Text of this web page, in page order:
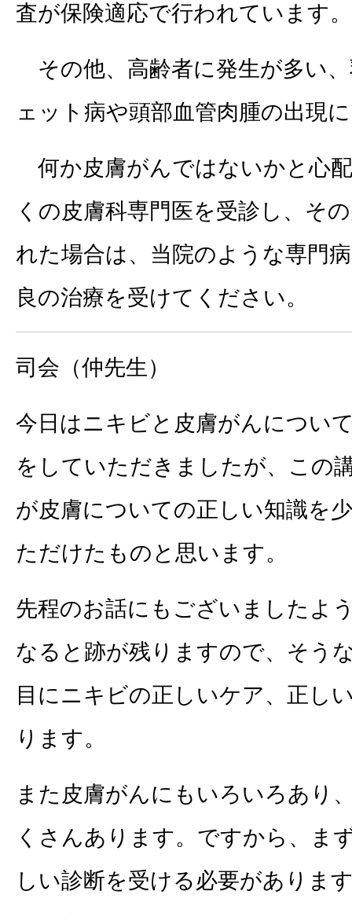
査が保険適応で行われています。
その他、高齢者に発生が多い
ェット病や頭部血管肉腫の出現
何か皮膚がんではないかと心
くの皮膚科専門医を受診し、そ
れた場合は、当院のような専門
良の治療を受けてください。
司会（仲先生）
今日はニキビと皮膚がんについ
をしていただきましたが、この
が皮膚についての正しい知識を
ただけたものと思います。
先程のお話にもございましたよ
なると跡が残りますので、そう
目にニキビの正しいケア、正し
ります。
また皮膚がんにもいろいろあり
くさんあります。ですから、ま
しい診断を受ける必要がありま